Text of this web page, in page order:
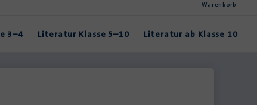
Warenkorb
3–4 Literatur Klasse 5–10 Literatur ab Klasse 10